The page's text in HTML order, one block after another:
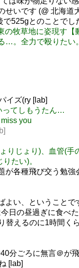
いです (@ 北海
525gとのことでし
の牧草地に姿現す
…。全力で殴りたい。
イズ(ry [lab]
ってしもうたん…
you
りじょり)、血管(
たい)。
が各種飛び交う勉
よい、ということで
日の昼過ぎに食べ
替えるのに1時間く
分ごろに無言＠が
[lab]